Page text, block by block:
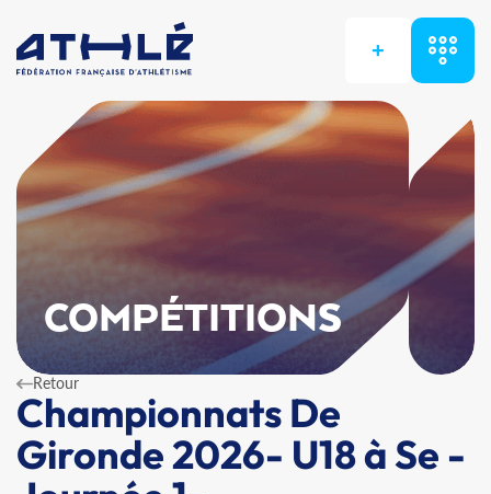
+
COMPÉTITIONS
Retour
Championnats De
Gironde 2026- U18 à Se -